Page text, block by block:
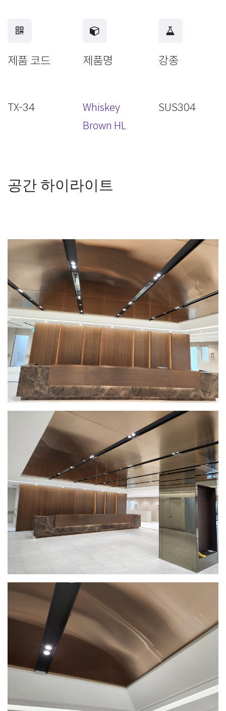
제품 코드
TX-34
제품명
Whiskey
Brown HL
강종
SUS304
공간 하이라이트